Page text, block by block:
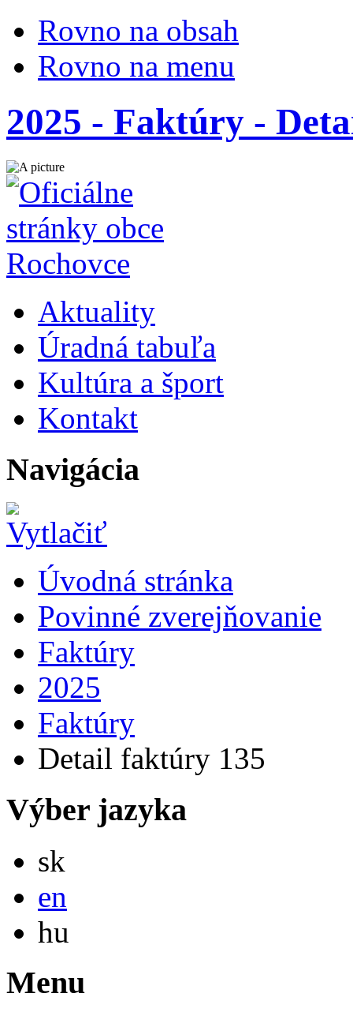
Rovno na obsah
Rovno na menu
2025 - Faktúry -
Aktuality
Úradná tabuľa
Kultúra a šport
Kontakt
Navigácia
Úvodná stránka
Povinné zverejňovanie
Faktúry
2025
Faktúry
Detail faktúry 135
Výber jazyka
sk
en
hu
Menu